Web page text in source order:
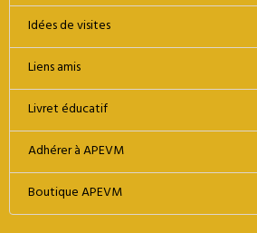
Idées de visites
Liens amis
Livret éducatif
Adhérer à APEVM
Boutique APEVM